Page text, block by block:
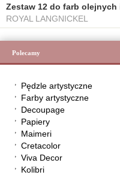
Zestaw 12 do farb
ROYAL LANGNICKEL
Polecamy
Pędzle artystyczne
Farby artystyczne
Decoupage
Papiery
Maimeri
Cretacolor
Viva Decor
Kolibri